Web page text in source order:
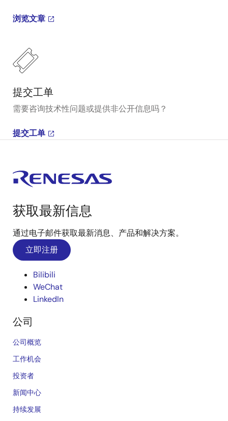
浏览文章
提交工单
需要咨询技术性问题或提供非公开信息吗？
提交工单
获取最新信息
通过电子邮件获取最新消息、产品和解决方案。
立即注册
Bilibili
WeChat
LinkedIn
公司
公司概览
工作机会
投资者
新闻中心
持续发展